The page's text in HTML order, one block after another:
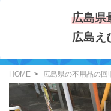
広島県
広島え
HOME 広島県の不用品の回